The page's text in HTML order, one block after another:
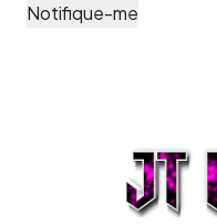
Notifique-me